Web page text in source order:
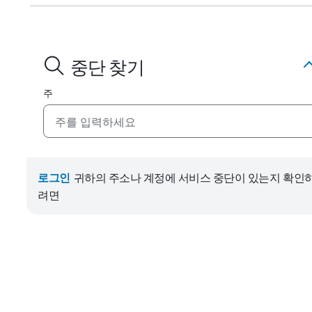
중단 찾기
주
로그인 귀하의 주소나 계정에 서비스 중단이 있는지 확인
려면